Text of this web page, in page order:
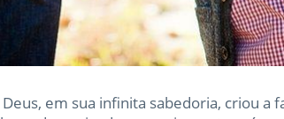
Deus, em sua infinita sabedoria, criou a